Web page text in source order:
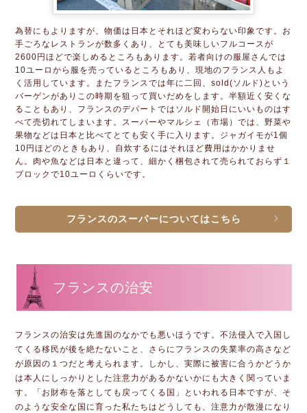
為替にもよりますが、物価は日本とそれほど変わらない印象です。お
手ごろなレストランが数多くあり、とても美味しいフルコースが
2600円ほどで楽しめるところもあります。若者向けの服屋さんでは
10ユーロから服を売っているところもあり、現地のフランス人もよ
く活用しています。またフランスでは年に二回、sold(ソルド)という
バーゲンがありこの時期を狙って買いだめをします。半額近く安くな
ることもあり、フランスのデパートではソルド開始日にいいものはす
べて売切れてしまいます。スーパーやマルシェ（市場）では、野菜や
果物などは日本と比べてとても安く手に入ります。ジャガイモが1個
10円ほどのときもあり、自炊するにはそれほど費用はかかりませ
ん。肉や魚などは日本と違って、細かく梱包されて売られておらず１
ブロックで10ユーロくらいです。
フランスのスーパーについてはこちら
フランスの治安
フランスの治安は先進国のなかでも悪いほうです。不法侵入で入国し
てくる移民が後を絶たないこと、さらにフランスの失業率の高さなど
が原因の１つだと考えられます。しかし、実際に被害に合うかどうか
は本人にしっかりとした注意力があるかないかにも大きく関っていま
す。「お財布を落としても戻ってくる国」といわれる日本ですが、そ
のような安全な国に育った私たちはどうしても、注意力が散漫になり